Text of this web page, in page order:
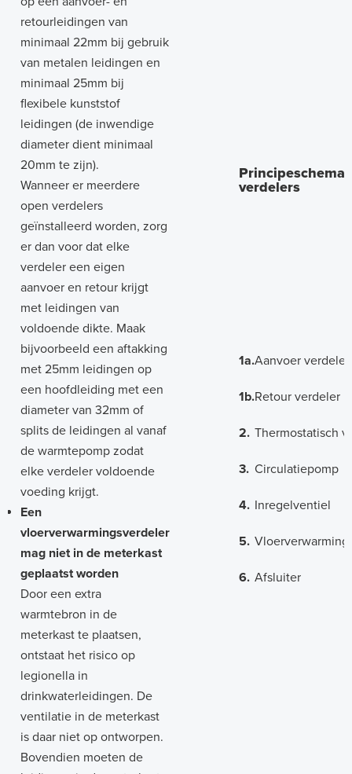
retourleidingen van
minimaal 22mm bij gebruik
van metalen leidingen en
minimaal 25mm bij
flexibele kunststof
leidingen (de inwendige
diameter dient minimaal
20mm te zijn).
Wanneer er meerdere
open verdelers
geïnstalleerd worden, zorg
er dan voor dat elke
verdeler een eigen
aanvoer en retour krijgt
met leidingen van
voldoende dikte. Maak
bijvoorbeeld een aftakking
met 25mm leidingen op
een hoofdleiding met een
diameter van 32mm of
splits de leidingen al vanaf
de warmtepomp zodat
elke verdeler voldoende
voeding krijgt.
Een
vloerverwarmingsverdeler
mag niet in de meterkast
geplaatst worden
Door een extra
warmtebron in de
meterkast te plaatsen,
ontstaat het risico op
legionella in
drinkwaterleidingen. De
ventilatie in de meterkast
is daar niet op ontworpen.
Bovendien moeten de
Principeschema
verdelers
1a.
1b.
2.
3.
4.
5.
6.
Aanvoer verdeler
Retour verdeler
Thermostatisch
Circulatiepomp
Inregelventiel
Afsluiter